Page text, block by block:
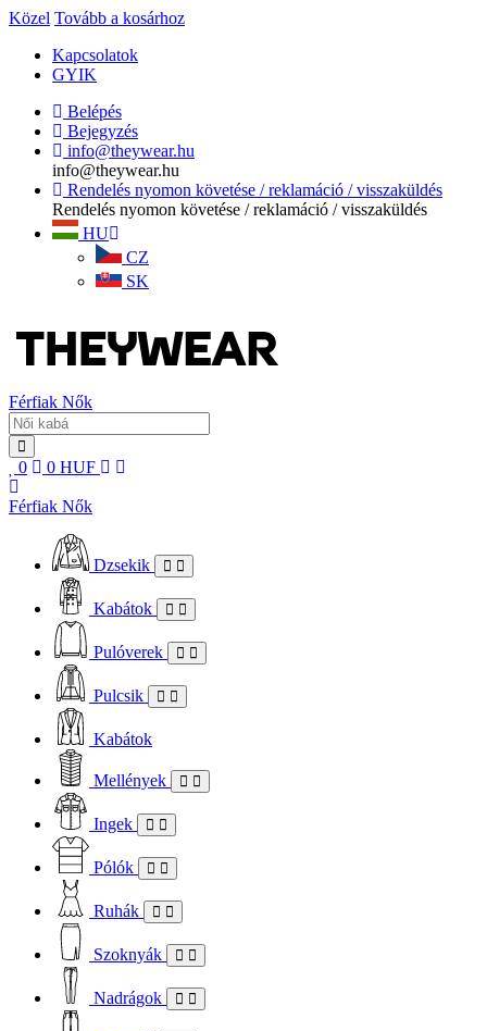
Közel Tovább a kosárhoz
Kapcsolatok
GYIK
Belépés
Bejegyzés
info@theywear.hu
info@theywear.hu
Rendelés nyomon követése / reklamáció / visszaküldés
Rendelés nyomon követése / reklamáció / visszaküldés
HU
CZ
SK
Férfiak Nők
0 0 HUF
Férfiak Nők
Dzsekik
Kabátok
Pulóverek
Pulcsik
Kabátok
Mellények
Ingek
Pólók
Ruhák
Szoknyák
Nadrágok